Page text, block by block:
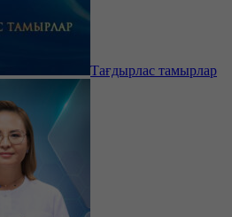
Тағдырлас тамырлар